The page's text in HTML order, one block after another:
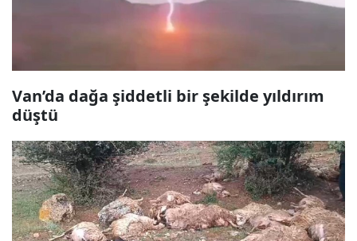
Van’da dağa şiddetli bir şekilde yıldırım
düştü